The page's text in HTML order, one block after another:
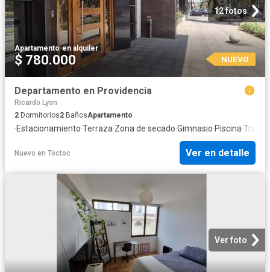
12 fotos
Apartamento·en alquiler
$ 780.000 NUEVO
Departamento en Providencia
Ricardo Lyon
2 Dormitorios2 BañosApartamento
·Estacionamiento·Terraza·Zona de secado·Gimnasio·Piscina·
Nuevo en Toctoc Ver en detalle
Ver foto